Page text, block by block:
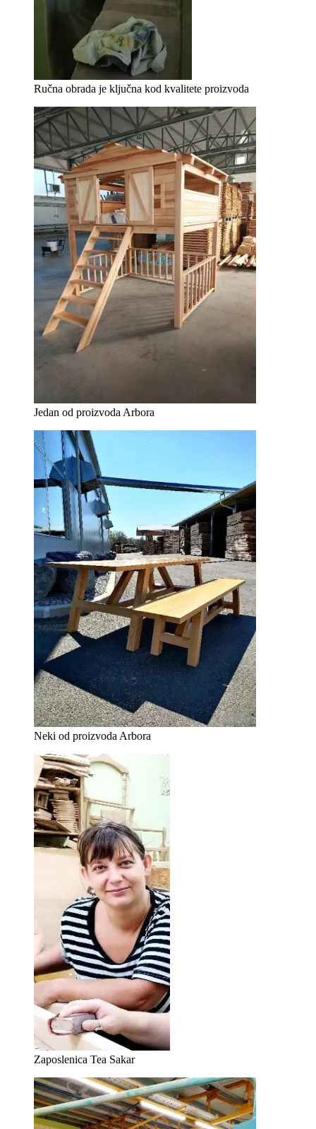
Ručna obrada je ključna kod kvalitete proizvoda
Jedan od proizvoda Arbora
Neki od proizvoda Arbora
Zaposlenica Tea Sakar